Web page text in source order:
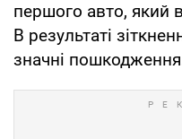
першого авто, який
В результаті
значні